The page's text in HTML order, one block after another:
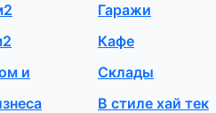
и
Гаражи
Кафе
Склады
В стиле хай тек